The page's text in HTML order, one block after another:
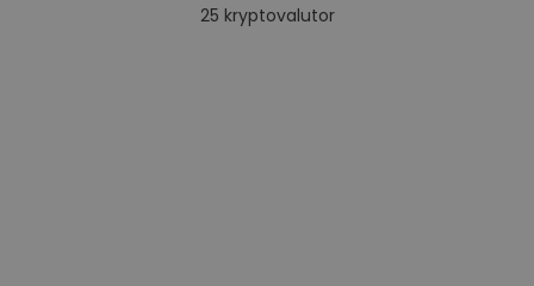
25 kryptovalutor